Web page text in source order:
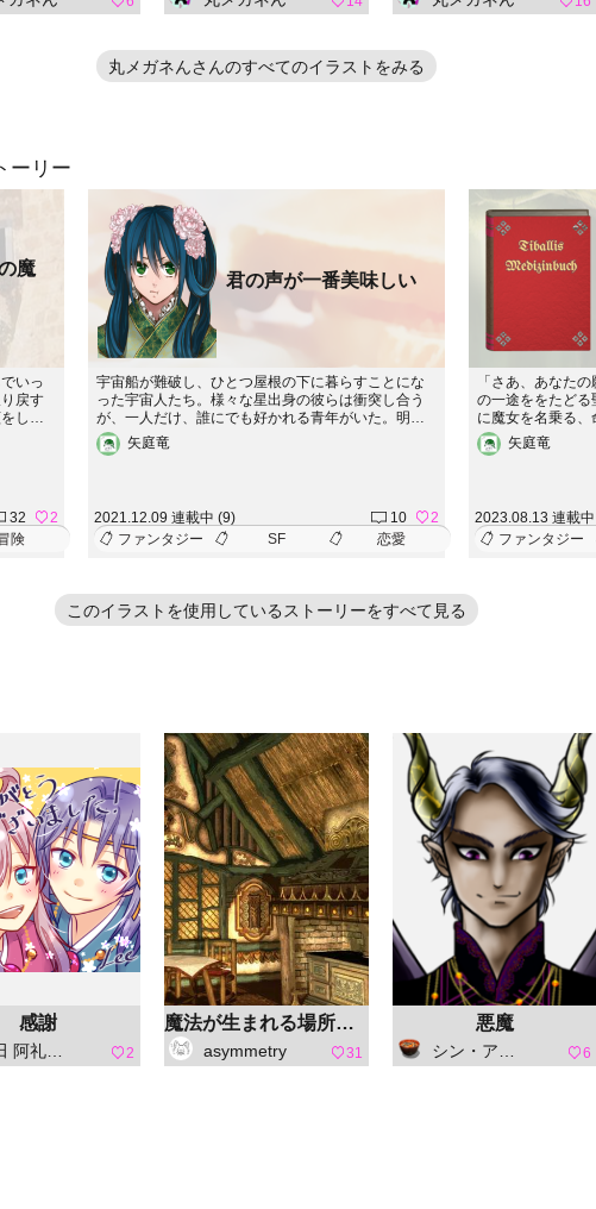
丸メガネんさんのすべてのイラストをみる
ーリー
魔
いっ
戻す
した
32
2
険
君の声が一番美味しい
宇宙船が難破し、ひとつ屋根の下に暮らすことにな
った宇宙人たち。様々な星出身の彼らは衝突し合う
が、一人だけ、誰にでも好かれる青年がいた。明る
く、親切で、分け隔てない彼――しかしその行動に
は裏があって！？※本ストーリーはコミック化を希
矢庭竜
2021.12.09 連載中 (9) 10
2
ファンタジー
SF 恋愛
「さあ、あなた
の一途ををたど
に魔女を名乗る
願いを叶える「魔
ない弟子が送る、
矢庭竜
2023.08.13 連載
ファンタジー
このイラストを使用しているストーリーをすべて見る
感謝
ひえだ あれ） 2
魔法が生まれる場所（明）
asymmetry 31
悪魔
シン・アスカセラ 6